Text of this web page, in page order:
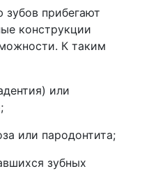
прибегают
конструкции
К таким
или
или пародонтита;
зубных